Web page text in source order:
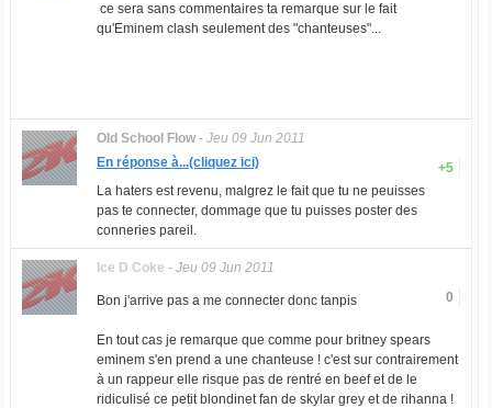
ce sera sans commentaires ta remarque sur le fait
qu'Eminem clash seulement des "chanteuses"...
Old School Flow- Jeu 09 Jun 2011
+5
En réponse à...(cliquez ici)
La haters est revenu, malgrez le fait que tu ne peuisses
pas te connecter, dommage que tu puisses poster des
conneries pareil.
Ice D Coke - Jeu 09 Jun 2011
0
Bon j'arrive pas a me connecter donc tanpis
En tout cas je remarque que comme pour britney spears
eminem s'en prend a une chanteuse ! c'est sur contrairement
à un rappeur elle risque pas de rentré en beef et de le
ridiculisé ce petit blondinet fan de skylar grey et de rihanna !